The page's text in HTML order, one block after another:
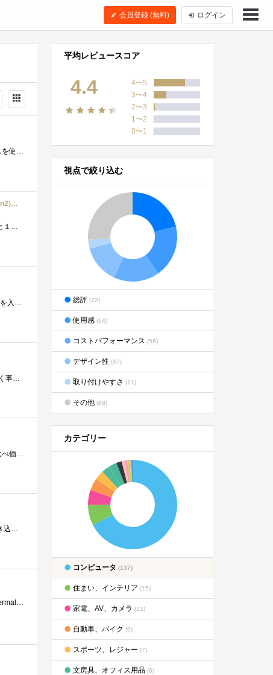
会員登録 (無料) ログイン
すっかりと熱の覚めてしまった自作熱を、久々に熱くしてくれたIntelの第12世代Coreプロセッサー!あまり、大きなケースを使いたくなくてM-ATXマザー...
Anker PowerPort Atom III 63W Slim (PD 充電器 4ポート USB-C 急速充電器)【PPS規格対応 / PD対応 / PowerIQ 3.0 (Gen2)搭載 / GaN(窒素ガリウム)採用】MacBook iPad Pro iPhone Galaxy Pixel その他USB-C機器対応
プライムデイで前々から欲しかった急速充電器を購入。 USB-Cポートの2個は、１個なら最大４５W、両方使うと３０Wと１８Wで給電し、USB-Aの2ポート...
電源を入れたまま、スピーカーケーブルの抜き差しをしてはいけません！HDD１台、SSD２台、マザーボード２枚を電源を入れたまま、ケーブルの抜�...
LGの３４インチ曲面モニター LG34GN850-B に変更してから、カッコいい足が邪魔で、センタースピーカーを常時置く事が出来なくなった。 使う時�...
M2.NVMeSSDといえば、爆速！爆熱！激高！の三拍子が揃った庶民には中々手の出ないストレージだったが、一昔前に比べ価格も安くなり、発熱も抑え�...
いたって普通のSSD!読み書きどちらも、SATA接続のSSDの中では、普通に速い！レビューしていなかったので簡単に書き込みます。サブ子として使われ...
すっかり自作熱が冷めてしまい、１年以上PC弄りから遠ざかっていた私を再びPC弄ろうかなと思わせてくれた商品！ThermaltakePacificTF1TemperatureandFlowIndi...
平均レビュースコア
4.4
4〜5
3〜4
2〜3
1〜2
0〜1
視点で絞り込む
総評 (72)
使用感 (64)
コストパフォーマンス (56)
デザイン性 (47)
取り付けやすさ (11)
その他 (88)
カテゴリー
コンピュータ (137)
住まい、インテリア (15)
家電、AV、カメラ (11)
自動車、バイク (9)
スポーツ、レジャー (7)
文房具、オフィス用品 (6)